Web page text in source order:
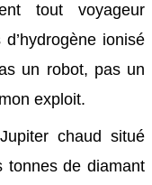
tout voyageur
ionisé
un robot, pas un
exploit.
chaud situé
tonnes de diamant